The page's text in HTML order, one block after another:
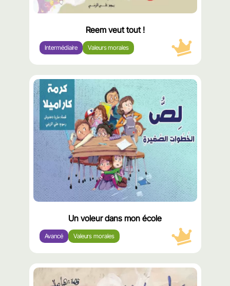
Reem veut tout !
Intermédiaire Valeurs morales
محتوى
مميّز
Un voleur dans mon école
Avancé Valeurs morales
محتوى